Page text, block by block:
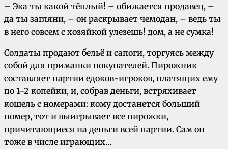
– Эка ты какой тёплый! – обижается продавец, –
да ты загляни, – он раскрывает чемодан, – ведь ты
в него совсем с хозяйкой улезешь! дом, а не сумка!
Солдаты продают бельё и сапоги, торгуясь между
собой для приманки покупателей. Пирожник
составляет партии едоков-игроков, платящих ему
по 1–2 копейки, и, собрав деньги, встряхивает
кошель с номерами: кому достанется больший
номер, тот и выигрывает все пирожки,
причитающиеся на деньги всей партии. Сам он
тоже в числе игpaющих…